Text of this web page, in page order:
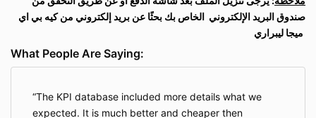
صندوق البريد الإلكتروني الخاص بك بحثًا عن بريد إلكتروني من كيه بي اي
ميجا ليبراري
What People Are Saying:
The KPI database included more details what we
expected. It is much better and cheaper then